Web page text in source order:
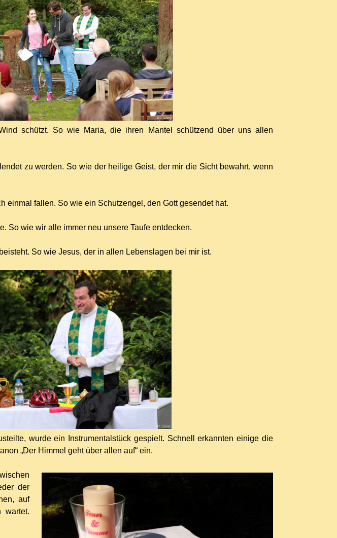
schützt. So wie Maria, die ihren Mantel schützend über uns allen
zu werden. So wie der heilige Geist, der mir die Sicht bewahrt, wenn
einmal fallen. So wie ein Schutzengel, den Gott gesendet hat.
So wie wir alle immer neu unsere Taufe entdecken.
So wie Jesus, der in allen Lebenslagen bei mir ist.
wurde ein Instrumentalstück gespielt. Schnell erkannten einige die
„Der Himmel geht über allen auf“ ein.
der
auf
wartet.